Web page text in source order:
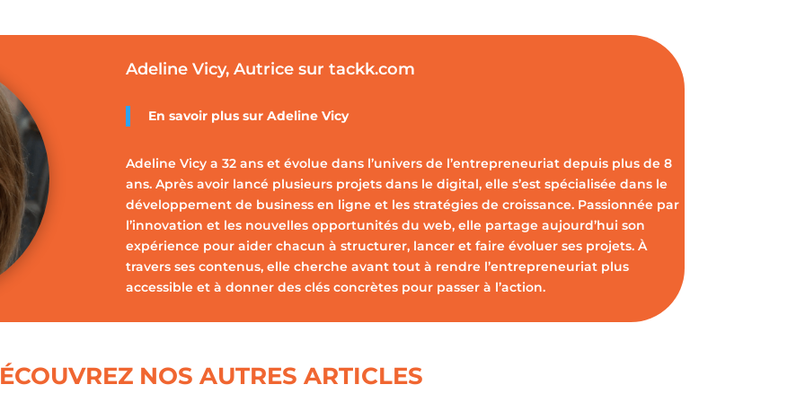
Adeline Vicy, Autrice sur tackk.com
En savoir plus surAdeline Vicy
Adeline Vicy a 32 ans et évolue dans l’univers de l’entrepreneuriat depuis plus de 8
ans. Après avoir lancé plusieurs projets dans le digital, elle s’est spécialisée dans le
développement de business en ligne et les stratégies de croissance. Passionnée par
l’innovation et les nouvelles opportunités du web, elle partage aujourd’hui son
expérience pour aider chacun à structurer, lancer et faire évoluer ses projets. À
travers ses contenus, elle cherche avant tout à rendre l’entrepreneuriat plus
accessible et à donner des clés concrètes pour passer à l’action.
NOS AUTRES ARTICLES